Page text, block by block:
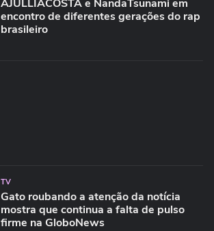
AJULLIACOSTA e NandaTsunami em
encontro de diferentes gerações do rap
brasileiro
TV
Gato roubando a atenção da notícia
mostra que continua a falta de pulso
firme na GloboNews